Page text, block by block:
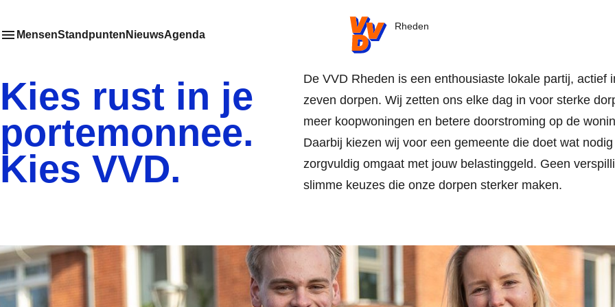
VVD.nl
Rheden
Toon het submenu van
Meer menu items
MensenStandpunten NieuwsAgenda
Kies rust in je
portemonnee.
Kies VVD.
De VVD Rheden is een enthousiaste lokale partij, actief
zeven dorpen. Wij zetten ons elke dag in voor sterke
meer koopwoningen en betere doorstroming op de
Daarbij kiezen wij voor een gemeente die doet wat
zorgvuldig omgaat met jouw belastinggeld. Geen
slimme keuzes die onze dorpen sterker maken.